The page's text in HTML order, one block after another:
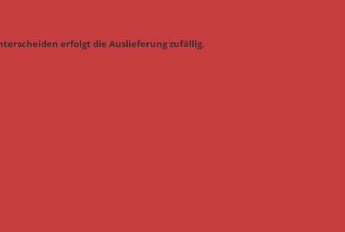
erfolgt die Auslieferung zufällig.